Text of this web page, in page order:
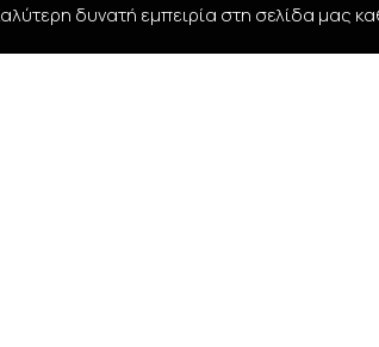
δυνατή εμπειρία στη σελίδα μας